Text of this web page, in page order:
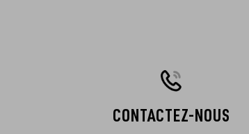
CONTACTEZ-NOUS